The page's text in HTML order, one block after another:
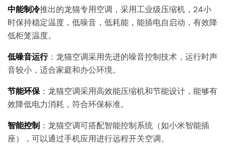
中能制冷推出的龙猫专用空调，采用工业级压缩机，24小
时保持稳定温度，低噪音，低耗能，能插电自启动，有效降
低柜笼温度。
低噪音运行：龙猫空调采用先进的噪音控制技术，运行时声
音较小，适合家庭和办公环境。
节能环保：龙猫空调采用高效能压缩机和节能设计，能够有
效降低电力消耗，符合环保标准。
智能控制 ：龙猫空调可搭配智能控制系统（如小米智能插
座），可以通过手机应用进行远程开关空调。